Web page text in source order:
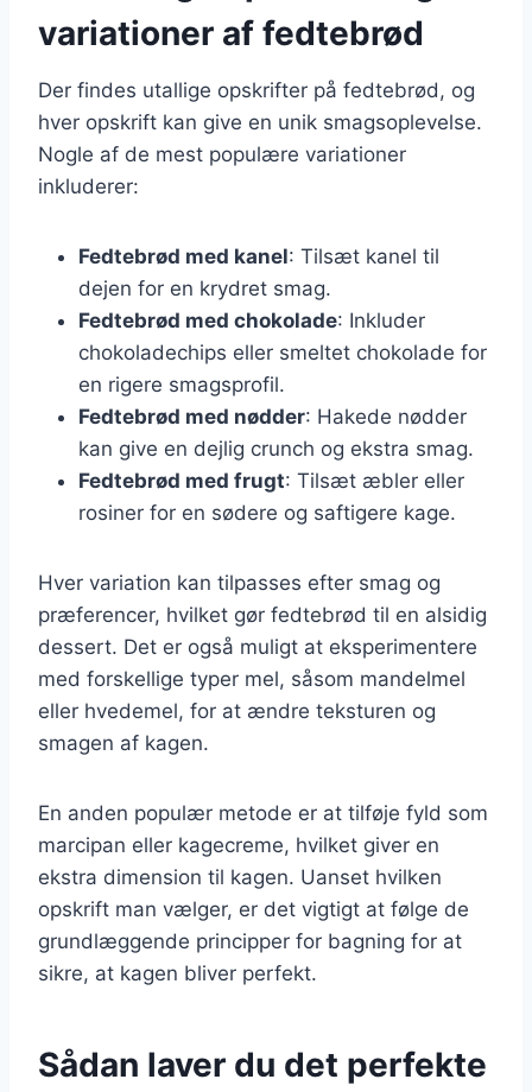
variationer af fedtebrød
Der findes utallige opskrifter på fedtebrød, og
hver opskrift kan give en unik smagsoplevelse.
Nogle af de mest populære variationer
inkluderer:
Fedtebrød med kanel: Tilsæt kanel til
dejen for en krydret smag.
Fedtebrød med chokolade: Inkluder
chokoladechips eller smeltet chokolade for
en rigere smagsprofil.
Fedtebrød med nødder: Hakede nødder
kan give en dejlig crunch og ekstra smag.
Fedtebrød med frugt: Tilsæt æbler eller
rosiner for en sødere og saftigere kage.
Hver variation kan tilpasses efter smag og
præferencer, hvilket gør fedtebrød til en alsidig
dessert. Det er også muligt at eksperimentere
med forskellige typer mel, såsom mandelmel
eller hvedemel, for at ændre teksturen og
smagen af kagen.
En anden populær metode er at tilføje fyld som
marcipan eller kagecreme, hvilket giver en
ekstra dimension til kagen. Uanset hvilken
opskrift man vælger, er det vigtigt at følge de
grundlæggende principper for bagning for at
sikre, at kagen bliver perfekt.
Sådan laver du det perfekte